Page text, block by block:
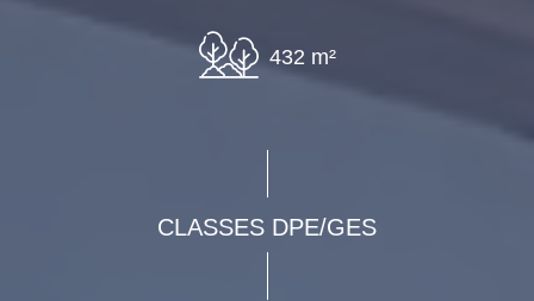
432 m²
CLASSES DPE/GES